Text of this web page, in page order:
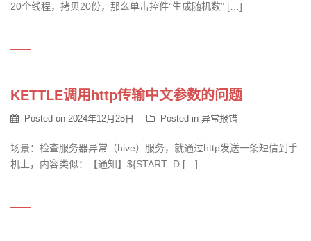
20个线程，拷贝20份，那么单击控件“生成随机数” […]
KETTLE调用http传输中文参数的问题
Posted on 2024年12月25日 Posted in 异常报错
场景：检查服务器异常（hive）服务，就通过http发送一条短信到手
机上，内容类似：【通知】${START_D […]